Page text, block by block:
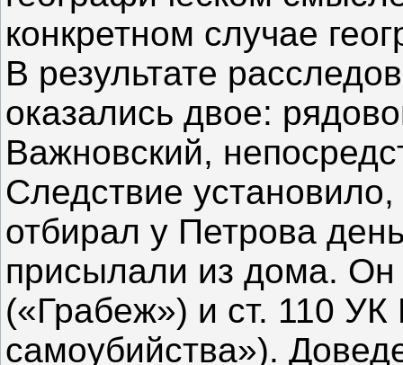
конкретном случае
В результате
оказались двое:
Важновский,
Следствие
отбирал у Петрова
присылали из дома. Он
(«Грабеж») и ст. 110
самоубийства»).